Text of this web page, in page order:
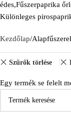
édes,Fűszerpaprika
Különleges
Kezdőlap
Szűrők törlése
Egy termék se felelt